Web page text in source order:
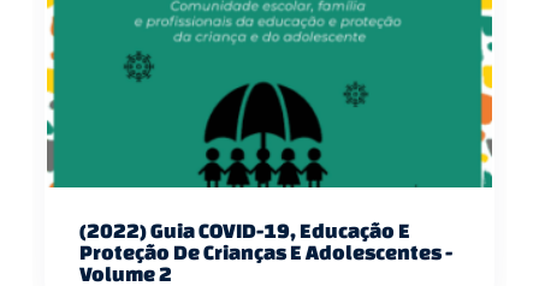
(2022) Guia COVID-19, Educação E
Proteção De Crianças E Adolescentes -
Volume 2